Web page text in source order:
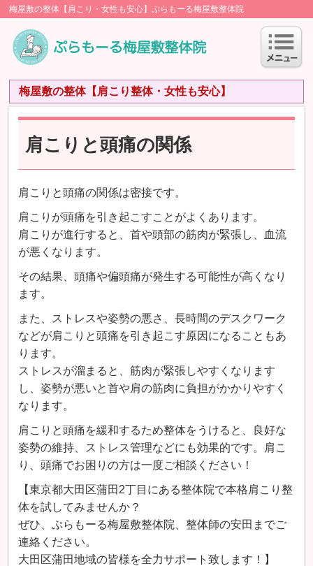
梅屋敷の整体【肩こり・女性も安心】ぷらもーる梅屋敷整体院
梅屋敷の整体【肩こり整体・女性も安心】
肩こりと頭痛の関係
肩こりと頭痛の関係は密接です。
肩こりが頭痛を引き起こすことがよくあります。
肩こりが進行すると、首や頭部の筋肉が緊張し、血流
が悪くなります。
その結果、頭痛や偏頭痛が発生する可能性が高くなり
ます。
また、ストレスや姿勢の悪さ、長時間のデスクワーク
などが肩こりと頭痛を引き起こす原因になることもあ
ります。
ストレスが溜まると、筋肉が緊張しやすくなります
し、姿勢が悪いと首や肩の筋肉に負担がかかりやすく
なります。
肩こりと頭痛を緩和するため整体をうけると、良好な
姿勢の維持、ストレス管理などにも効果的です。肩こ
り、頭痛でお困りの方は一度ご相談ください！
【東京都大田区蒲田2丁目にある整体院で本格肩こり整
体を試してみませんか？
ぜひ、ぷらもーる梅屋敷整体院、整体師の安田までご
連絡ください。
大田区蒲田地域の皆様を全力サポート致します！】